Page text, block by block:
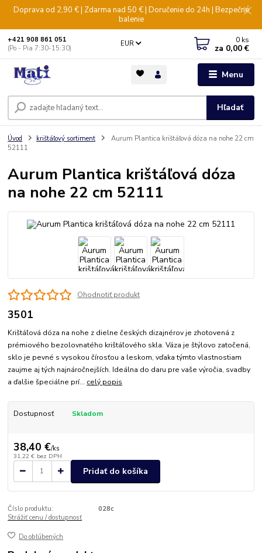
Doprava od 2,90 € | Zdarma nad 50 € | Doručenie do 24h | Bezpečné
balenie
Menu
EUR
Hľadať
+421 908 861 051
(Po - Pia 7:30-15:30)
0 ks
za 0,00 €
Úvod krištáľový sortiment
Aurum Plantica krištáľová dóza na nohe 22 cm
52111
Aurum Plantica krištáľová dóza
na nohe 22 cm 52111
Ohodnotiť produkt
3501
Krištáľová dóza na nohe z dielne českých dizajnérov je zhotovená z
prémiového bezolovnatého krištáľového skla. Váza je štýlovo zatočená,
sklo je pevné s vysokou čírosťou a leskom, vďaka týmto vlastnostiam
zaujme aj tých najnáročnejších. Ideálna do daru pre vaše výročia, svadby
a ďalšie špeciálne prí... celý popis
Dostupnosť Skladom
38,40 €/ks
31,22 € bez DPH
Pridať do košíka
Číslo produktu:
028c
Strážiť cenu / dostupnosť
Do obľúbených